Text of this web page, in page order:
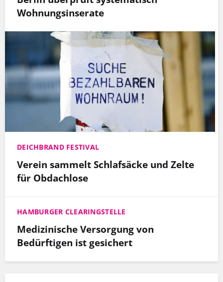
Wohnungsinserate
DEICHBRAND FESTIVAL
Verein sammelt Schlafsäcke und Zelte
für Obdachlose
HAMBURGER CLEARINGSTELLE
Medizinische Versorgung von
Bedürftigen ist gesichert